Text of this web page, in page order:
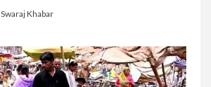
Swaraj Khabar